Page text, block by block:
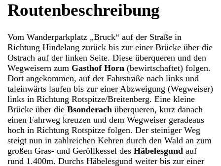
Routenbeschreibung
Vom Wanderparkplatz „Bruck“ auf der Straße in
Richtung Hindelang zurück bis zur einer Brücke über die
Ostrach auf der linken Seite. Diese überqueren und den
Wegweisern zum Gasthof Horn (bewirtschaftet) folgen.
Dort angekommen, auf der Fahrstraße nach links und
taleinwärts laufen bis zur einer Abzweigung (Wegweiser)
links in Richtung Rotspitze/Breitenberg. Eine kleine
Brücke über dieBsonderach überqueren, kurz danach
einen Fahrweg kreuzen und dem Wegweiser geradeaus
hoch in Richtung Rotspitze folgen. Der steiniger Weg
steigt nun in zahlreichen Kehren durch den Wald an zum
großen Gras- und Geröllkessel desHäbelesgund auf
rund 1.400m. Durchs Häbelesgund weiter bis zur einer